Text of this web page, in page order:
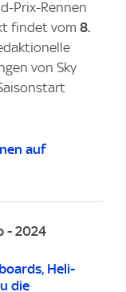
Prix-Rennen
findet vom 8.
von Sky
auf
- 2024
Heli-
die